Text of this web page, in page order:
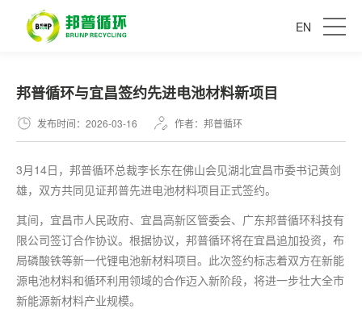
EN
​邦普循环与宜昌签约先进电池材料新项目
发布时间：2026-03-16 作者：邦普循环
3月14日，邦普循环总裁李长东在佛山会见湖北宜昌市委书记黄剑
雄，双方共同见证邦普先进电池材料项目正式签约。
其间，宜昌市人民政府、宜昌高新区管委会、广东邦普循环科技有
限公司签订合作协议。根据协议，邦普循环将在宜昌追加投资，布
局磷酸铁等新一代锂电池新材料项目。此次签约标志着双方在新能
源电池材料和循环利用领域的合作迈入新阶段，将进一步壮大全市
新能源新材料产业规模。